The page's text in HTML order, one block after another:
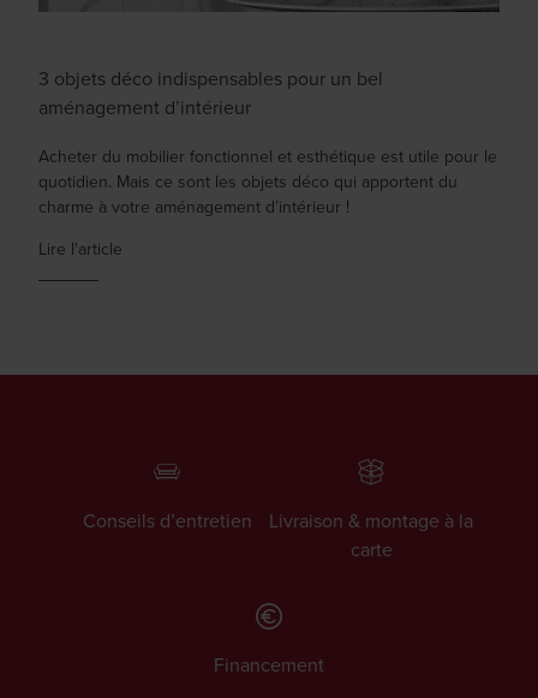
3 objets déco indispensables pour un bel
aménagement d’intérieur
Acheter du mobilier fonctionnel et esthétique est utile pour le
quotidien. Mais ce sont les objets déco qui apportent du
charme à votre aménagement d’intérieur !
Lire l'article
Conseils d’entretien
Livraison & montage à la
carte
Financement